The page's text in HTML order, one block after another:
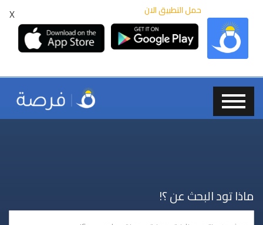
X حمل التطبيق الان
ماذا تود البحث عن ؟!